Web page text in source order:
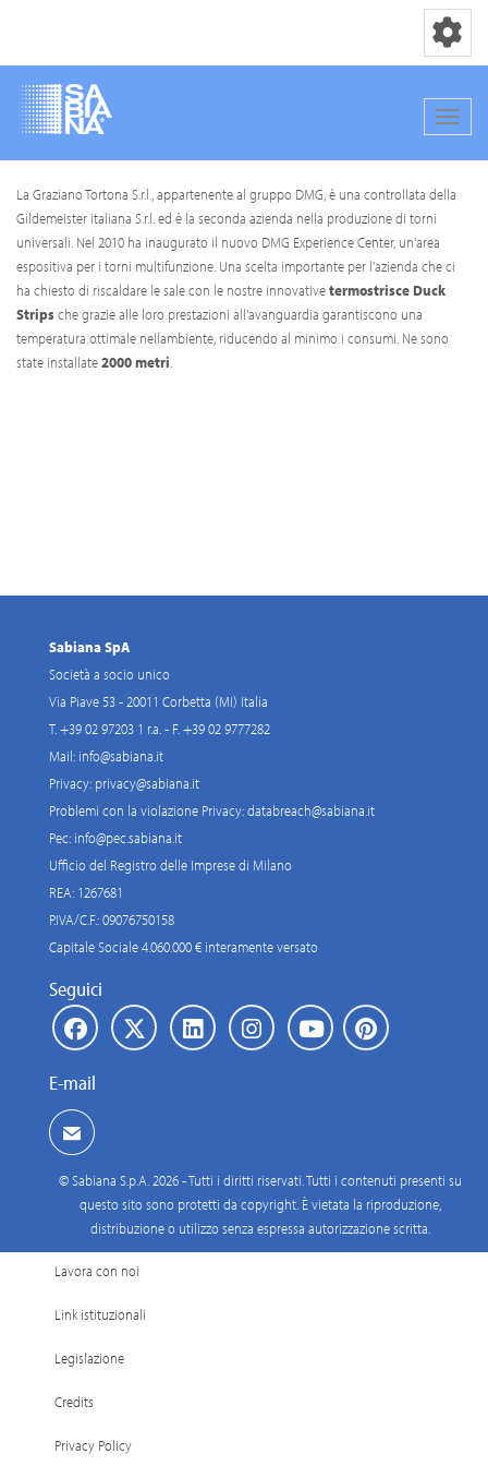
contenuto
principale
Toggle
La Graziano Tortona S.r.l., appartenente al gruppo DMG, è una controllata della
Gildemeister italiana S.r.l. ed è la seconda azienda nella produzione di torni
universali. Nel 2010 ha inaugurato il nuovo DMG Experience Center, un'area
espositiva per i torni multifunzione. Una scelta importante per l'azienda che ci
ha chiesto di riscaldare le sale con le nostre innovativetermostrisce Duck
Stripsche grazie alle loro prestazioni all'avanguardia garantiscono una
temperatura ottimale nellambiente, riducendo al minimo i consumi. Ne sono
state installate2000 metri.
Sabiana SpA
Società a socio unico
Via Piave 53 - 20011 Corbetta (MI) Italia
T. +39 02 97203 1 r.a. - F. +39 02 9777282
Mail: info@sabiana.it
Privacy: privacy@sabiana.it
Problemi con la violazione Privacy:databreach@sabiana.it
Pec: info@pec.sabiana.it
Ufficio del Registro delle Imprese di Milano
REA: 1267681
P.IVA/C.F.: 09076750158
Capitale Sociale 4.060.000 € interamente versato
Seguici
E-mail
© Sabiana S.p.A. 2026 - Tutti i diritti riservati. Tutti i contenuti presenti su
questo sito sono protetti da copyright. È vietata la riproduzione,
distribuzione o utilizzo senza espressa autorizzazione scritta.
Lavora con noi
Link istituzionali
Legislazione
Credits
Privacy Policy